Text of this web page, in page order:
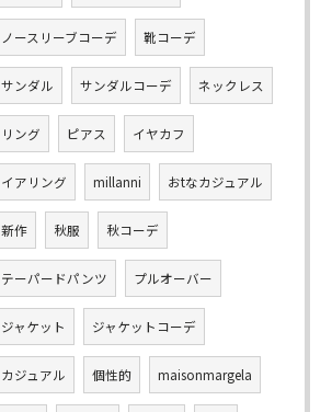
ノースリーブコーデ 靴コーデ
サンダル サンダルコーデ ネックレス
リング ピアス イヤカフ
イアリング millanni おtなカジュアル
新作 秋服 秋コーデ
テーパードパンツ プルオーバー
ジャケット ジャケットコーデ
カジュアル 個性的 maisonmargela